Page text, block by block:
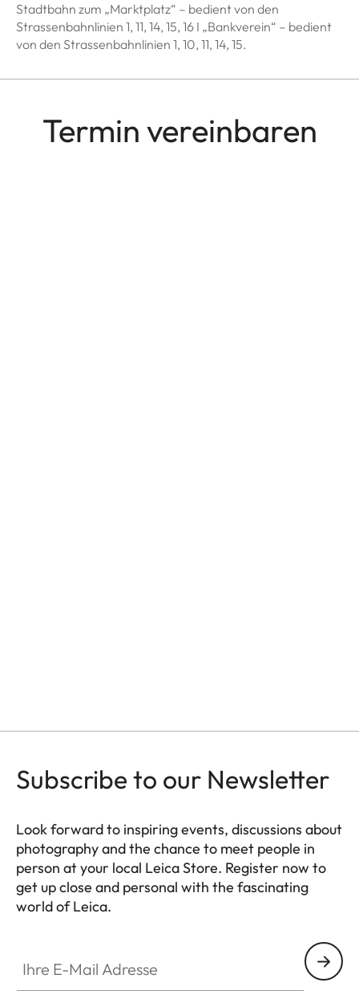
Stadtbahn zum „Marktplatz“ – bedient von den
Strassenbahnlinien 1, 11, 14, 15, 16 I „Bankverein“ – bedient
von den Strassenbahnlinien 1, 10, 11, 14, 15.
Termin vereinbaren
Subscribe to our Newsletter
Look forward to inspiring events, discussions about
photography and the chance to meet people in
person at your local Leica Store. Register now to
get up close and personal with the fascinating
world of Leica.